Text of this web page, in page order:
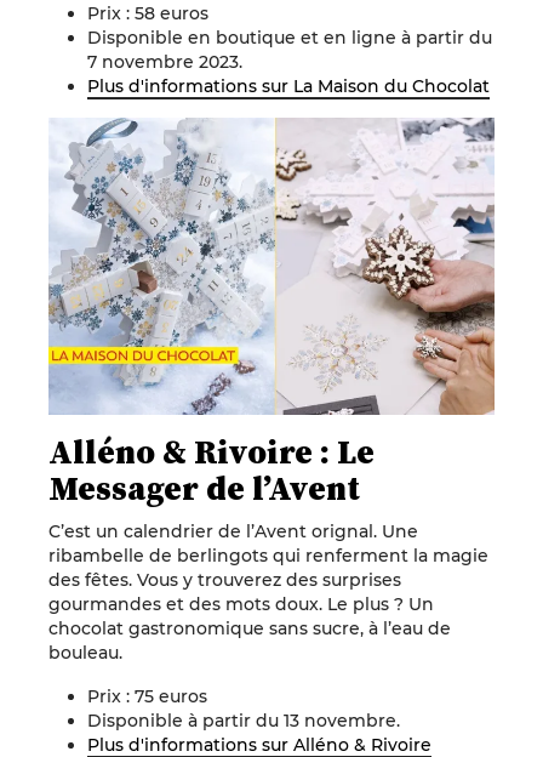
Prix : 58 euros
Disponible en boutique et en ligne à partir du
7 novembre 2023.
Plus d'informations sur La Maison du Chocolat
Alléno & Rivoire : Le
Messager de l’Avent
C’est un calendrier de l’Avent orignal. Une
ribambelle de berlingots qui renferment la magie
des fêtes. Vous y trouverez des surprises
gourmandes et des mots doux. Le plus ? Un
chocolat gastronomique sans sucre, à l’eau de
bouleau.
Prix : 75 euros
Disponible à partir du 13 novembre.
Plus d'informations sur Alléno & Rivoire